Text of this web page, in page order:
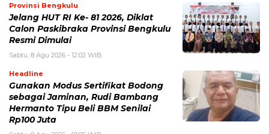
Provinsi Bengkulu
Jelang HUT RI Ke- 81 2026, Diklat
Calon Paskibraka Provinsi Bengkulu
Resmi Dimulai
Sabtu, 8 Agu 2026 - 12:02 WIB
Headline
Gunakan Modus Sertifikat Bodong
sebagai Jaminan, Rudi Bambang
Hermanto Tipu Beli BBM Senilai
Rp100 Juta